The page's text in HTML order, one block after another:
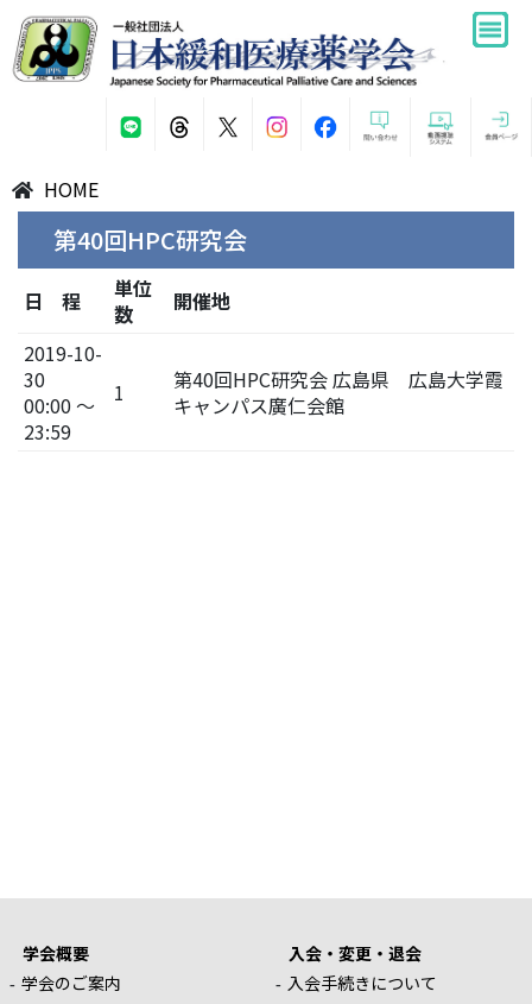
HOME
第40回HPC研究会
日 程
単位
数
開催地
2019-10-
30
00:00 ～
23:59
1
第40回HPC研究会 広島県 広島大学霞
キャンパス廣仁会館
学会概要
学会のご案内
入会・変更・退会
入会手続きについて